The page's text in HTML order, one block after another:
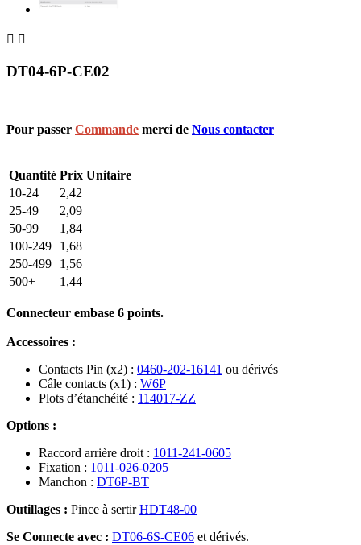
 
DT04-6P-CE02
Pour passer Commande merci de Nous contacter
Quantité Prix Unitaire
10-24
2,42
25-49
2,09
50-99
1,84
100-249
1,68
250-499
1,56
500+
1,44
Connecteur embase 6 points.
Accessoires :
Contacts Pin (x2) : 0460-202-16141 ou dérivés
Câle contacts (x1) : W6P
Plots d’étanchéité : 114017-ZZ
Options :
Raccord arrière droit : 1011-241-0605
Fixation : 1011-026-0205
Manchon : DT6P-BT
Outillages : Pince à sertirHDT48-00
Se Connecte avec : DT06-6S-CE06 et dérivés.